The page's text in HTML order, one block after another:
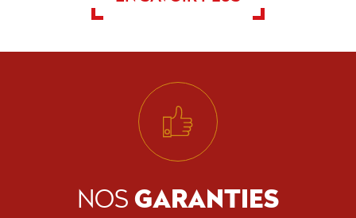
NOSGARANTIES